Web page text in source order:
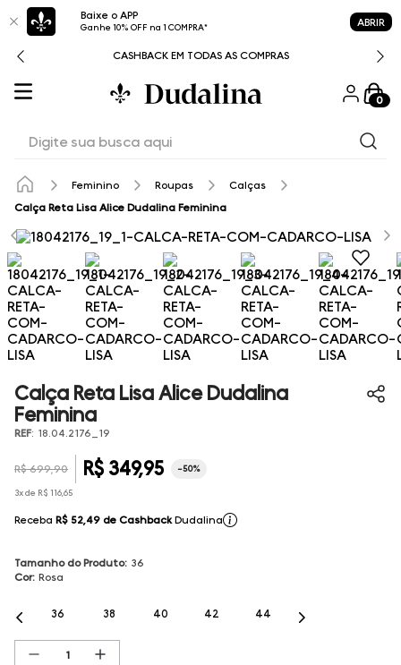
Baixe o APP
Ganhe 10% OFF na 1 COMPRA* ABRIR
CASHBACK EM TODAS AS COMPRAS
0
Feminino Roupas
Calças
Calça Reta Lisa Alice Dudalina Feminina
Calça Reta Lisa Alice Dudalina
Feminina
REF: 18.04.2176_19
R$ 699,90 R$ 349,95 -50%
3x de R$ 116,65
Receba R$ 52,49 de Cashback Dudalina
Tamanho do Produto: 36
Cor: Rosa
36 38 40 42 44